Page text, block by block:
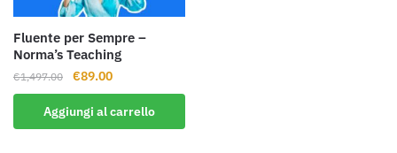
Fluente per Sempre –
Norma’s Teaching
€1,497.00
Il
prezzo
originale
era:
€89.00Il
prezzo
attuale
è:
Aggiungi al carrello